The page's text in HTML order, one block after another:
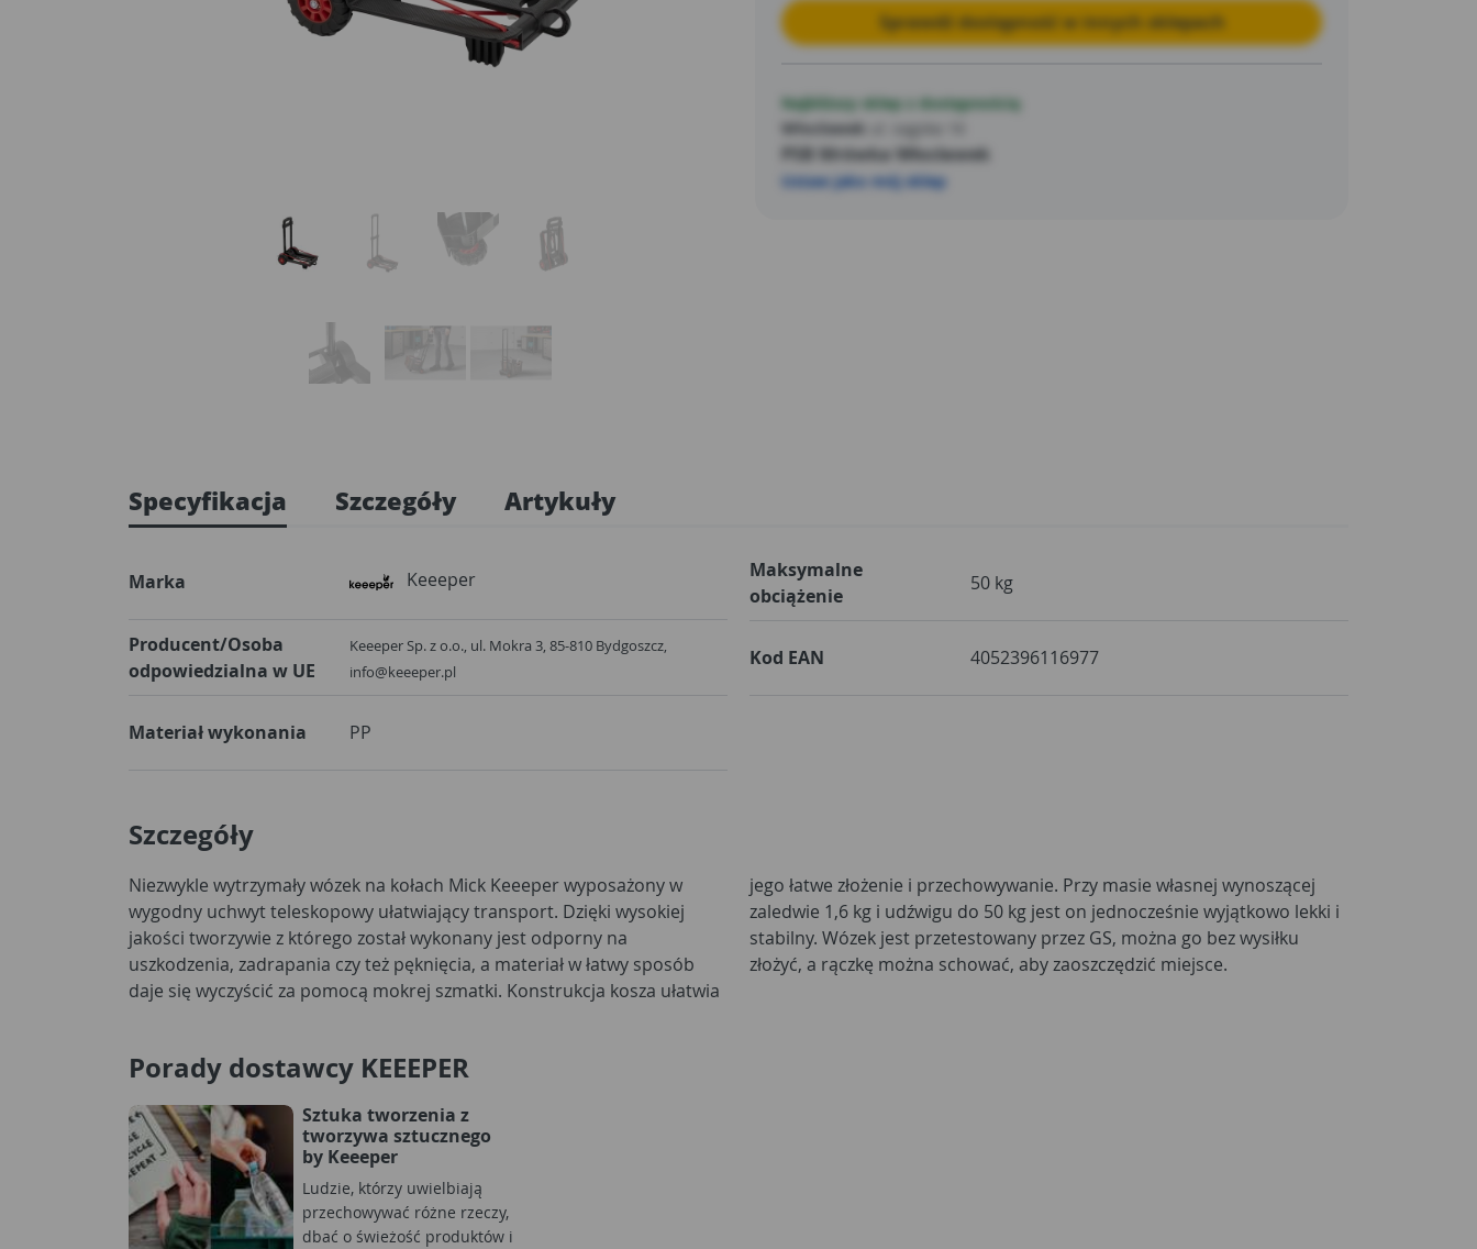
Sprawdź dostępność w innych sklepach
Najbliższy sklep z dostępnością
Włocławek
ul. Łęgska 16
PSB Mrówka Włocławek
Ustaw jako mój sklep
Specyfikacja Szczegóły Artykuły
Marka Keeeper
Producent/Osoba
odpowiedzialna w UE
Keeeper Sp. z o.o., ul. Mokra 3, 85-810 Bydgoszcz,
info@keeeper.pl
Materiał wykonania PP
Maksymalne
obciążenie
50 kg
Kod EAN 4052396116977
Szczegóły
Niezwykle wytrzymały wózek na kołach Mick Keeeper wyposażony w
wygodny uchwyt teleskopowy ułatwiający transport. Dzięki wysokiej
jakości tworzywie z którego został wykonany jest odporny na
uszkodzenia, zadrapania czy też pęknięcia, a materiał w łatwy sposób
daje się wyczyścić za pomocą mokrej szmatki. Konstrukcja kosza ułatwia
jego łatwe złożenie i przechowywanie. Przy masie własnej wynoszącej
zaledwie 1,6 kg i udźwigu do 50 kg jest on jednocześnie wyjątkowo lekki i
stabilny. Wózek jest przetestowany przez GS, można go bez wysiłku
złożyć, a rączkę można schować, aby zaoszczędzić miejsce.
Porady dostawcy KEEEPER
Sztuka tworzenia z
tworzywa sztucznego
by Keeeper
Ludzie, którzy uwielbiają
przechowywać różne rzeczy,
dbać o świeżość produktów i